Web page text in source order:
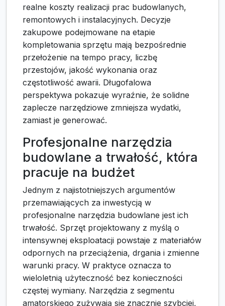
realne koszty realizacji prac budowlanych,
remontowych i instalacyjnych. Decyzje
zakupowe podejmowane na etapie
kompletowania sprzętu mają bezpośrednie
przełożenie na tempo pracy, liczbę
przestojów, jakość wykonania oraz
częstotliwość awarii. Długofalowa
perspektywa pokazuje wyraźnie, że solidne
zaplecze narzędziowe zmniejsza wydatki,
zamiast je generować.
Profesjonalne narzędzia
budowlane a trwałość, która
pracuje na budżet
Jednym z najistotniejszych argumentów
przemawiających za inwestycją w
profesjonalne narzędzia budowlane jest ich
trwałość. Sprzęt projektowany z myślą o
intensywnej eksploatacji powstaje z materiałów
odpornych na przeciążenia, drgania i zmienne
warunki pracy. W praktyce oznacza to
wieloletnią użyteczność bez konieczności
częstej wymiany. Narzędzia z segmentu
amatorskiego zużywają się znacznie szybciej,